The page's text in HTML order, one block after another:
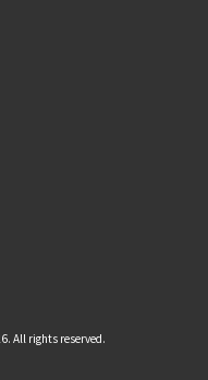
All rights reserved.